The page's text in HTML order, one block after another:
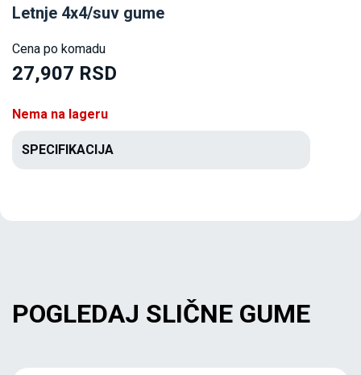
Letnje 4x4/suv gume
Cena po komadu
27,907 RSD
Nema na lageru
SPECIFIKACIJA
POGLEDAJ SLIČNE GUME